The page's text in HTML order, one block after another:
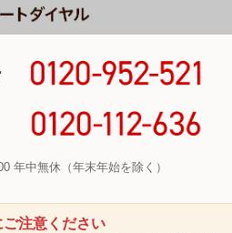
年中無休（年末年始を除く）
注意ください